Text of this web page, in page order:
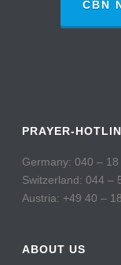
CBN
PRAYER-
Germany: 040 –
Switzerland: 044 –
Austria: +49 40 –
ABOUT US